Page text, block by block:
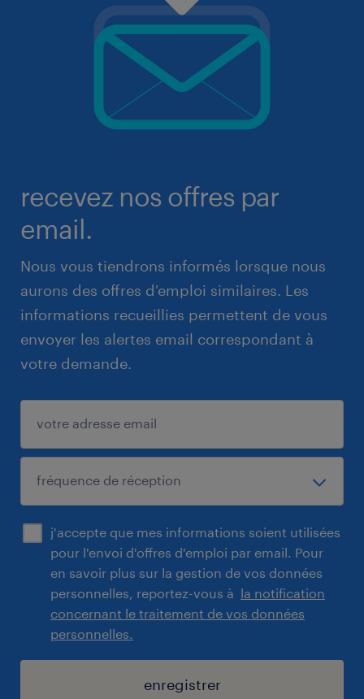
recevez nos offres par
email.
Nous vous tiendrons informés lorsque nous
aurons des offres d'emploi similaires. Les
informations recueillies permettent de vous
envoyer les alertes email correspondant à
votre demande.
j'accepte que mes informations soient utilisées
pour l'envoi d'offres d'emploi par email. Pour
en savoir plus sur la gestion de vos données
personnelles, reportez-vous à la notification
concernant le traitement de vos données
personnelles.
enregistrer